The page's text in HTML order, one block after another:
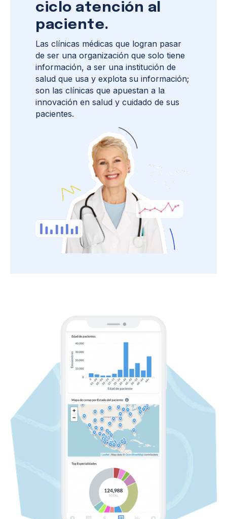
ciclo atención al
paciente.
Las clínicas médicas que logran pasar
de ser una organización que solo tiene
información, a ser una institución de
salud que usa y explota su información;
son las clínicas que apuestan a la
innovación en salud y cuidado de sus
pacientes.